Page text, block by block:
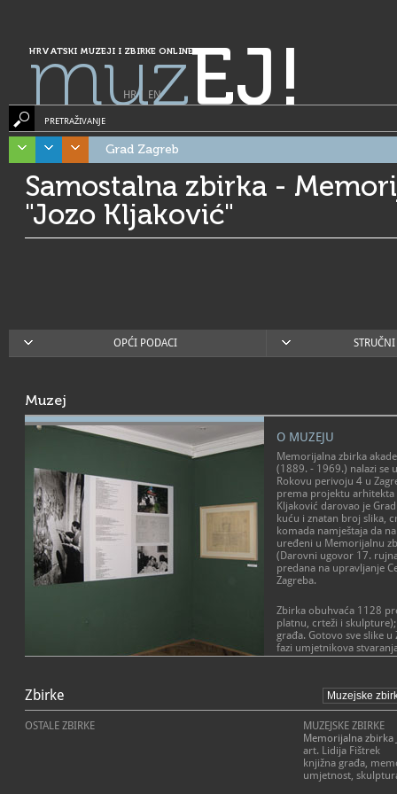
HRVATSKI MUZEJI I ZBIRKE ONLINE
muzEJ!
HR| EN
PRETRAŽIVANJE
Grad Zagreb
Samostalna zbirka -
"Jozo Kljaković"
OPĆI PODACI
Muzej
O MUZEJU
Memorijalna zbirka
(1889. - 1969.) nalazi se
Rokovu perivoju 4 u
prema projektu arhitekta
Kljaković darovao je
kuću i znatan broj slika,
komada namještaja da
uređeni u Memorijalnu
(Darovni ugovor 17.
predana na upravljanje
Zagreba.
Zbirka obuhvaća 1128
platnu, crteži i
građa. Gotovo sve slike
fazi umjetnikova
Kljakovićeva boravka
umjetnik je čeznuo za
očituje u brojnim
rodni zavičaj. Često je
Vranjic, Solin, ljude,
povijesne i religijske
Domagojevi strijelci,
U stalnom postavu
Zadaća ustanove je
hrvatskog slikara,
prezentiranje njegove
Zbirke
OSTALE ZBIRKE
MUZEJSKE ZBIRKE
Memorijalna zbirka
art. Lidija Fištrek
knjižna građa,
umjetnost,